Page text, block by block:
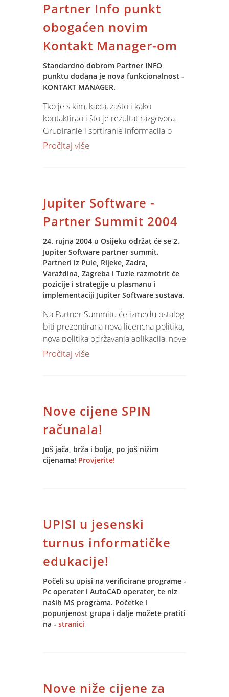
definiranje dokumenata koji podlježu
cashflow analizi. Analiza ne traži
dodatne pripreme podataka već ON
LINE zahvaća podatke iz knjiženja
segmenata poslovanja.
Partner Info punkt
obogaćen novim
Kontakt Manager-om
Standardno dobrom Partner INFO
punktu dodana je nova funkcionalnost -
KONTAKT MANAGER.
Tko je s kim, kada, zašto i kako
kontaktirao i što je rezultat razgovora.
Grupiranje i sortiranje informacija o
kontaktima po bilo koejem kriteriju:
Partner Info Punkt. Funkcionalnost se
isporučuje standardno s novom
verzijom Jupiter Software klijenta.
Pročitaj više
Jupiter Software -
Partner Summit 2004
24. rujna 2004 u Osijeku održat će se 2.
Jupiter Software partner summit.
Partneri iz Pule, Rijeke, Zadra,
Varaždina, Zagreba i Tuzle razmotrit će
pozicije i strategije u plasmanu i
implementaciji Jupiter Software sustava.
Na Partner Summitu će između ostalog
biti prezentirana nova licencna politika,
nova politika održavanja aplikacija, nove
osobine verzije 7 i najava novih osobina
Pročitaj više
Nove cijene SPIN
računala!
Još jača, brža i bolja, po još nižim
cijenama! Provjerite!
UPISI u jesenski
turnus informatičke
edukacije!
Počeli su upisi na verificirane programe -
Pc operater i AutoCAD operater, te niz
naših MS programa. Početke i
popunjenost grupa i dalje možete pratiti
na - stranici
Nove niže cijene za